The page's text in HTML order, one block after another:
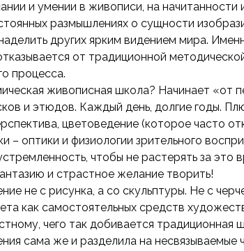
и умении в живописи, на начитанности
размышлениях о сущности
других ярким видением мира.
от традиционной
процесса.
живописная школа? Начинает «от
и этюдов. Каждый день, долгие годы.
цветоведение (которое часто
– оптики и физиологии зрительного
чтобы не растерять за это
и страстное желание творить!
не с рисунка, а со скульптуры. Не с
как самостоятельных средств
чего так добивается традиционная
сама же и разделила на несвязываемые